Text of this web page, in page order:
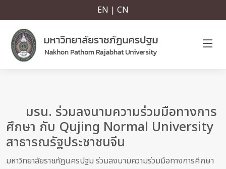
EN | CN
มรน. ร่วมลงนามความร่วมมือทางการ
ศึกษา กับ Qujing Normal University
สาธารณรัฐประชาชนจีน
มหาวิทยาลัยราชภัฏนครปฐม ร่วมลงนามความร่วมมือทางการศึกษา